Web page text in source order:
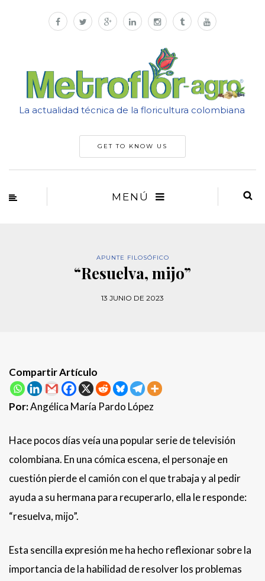
La actualidad técnica de la floricultura colombiana
GET TO KNOW US
MENÚ
APUNTE FILOSÓFICO
“Resuelva, mijo”
13 JUNIO DE 2023
Compartir Artículo
Por:Angélica María Pardo López
Hace pocos días veía una popular serie de televisión
colombiana. En una cómica escena, el personaje en
cuestión pierde el camión con el que trabaja y al pedir
ayuda a su hermana para recuperarlo, ella le responde:
“resuelva, mijo”.
Esta sencilla expresión me ha hecho reflexionar sobre la
importancia de la habilidad de resolver los problemas